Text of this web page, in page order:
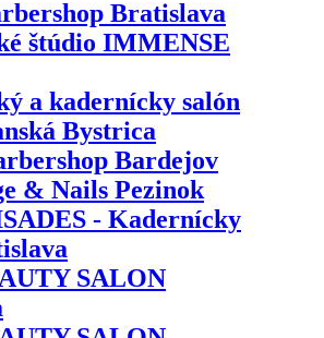
Bratislava
štúdio IMMENSE
a kadernícky salón
Bystrica
Bardejov
& Nails Pezinok
- Kadernícky
SALON